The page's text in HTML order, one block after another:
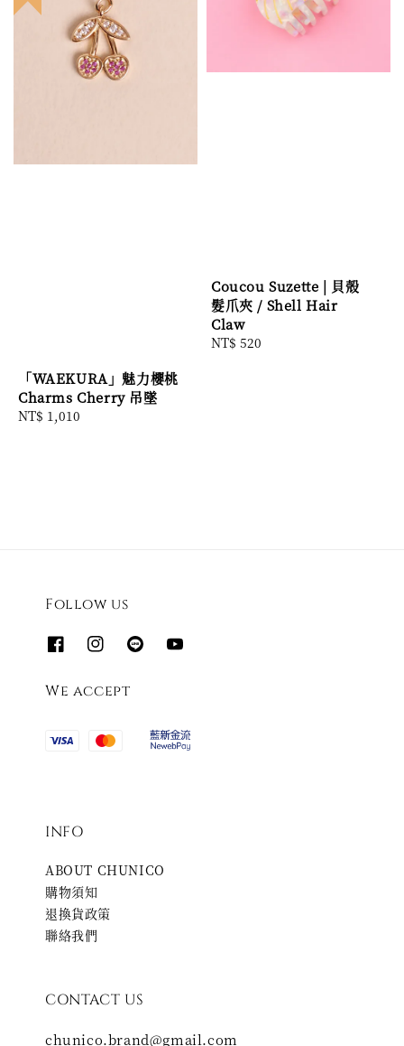
「WAEKURA」魅力櫻桃
Charms Cherry 吊墜
Regular
NT$ 1,010
Coucou Suzette | 貝殼
髮爪夾 / Shell Hair
Claw
Regular
NT$ 520
Follow us
We accept
INFO
ABOUT CHUNICO
購物須知
退換貨政策
聯絡我們
CONTACT US
chunico.brand@gmail.com